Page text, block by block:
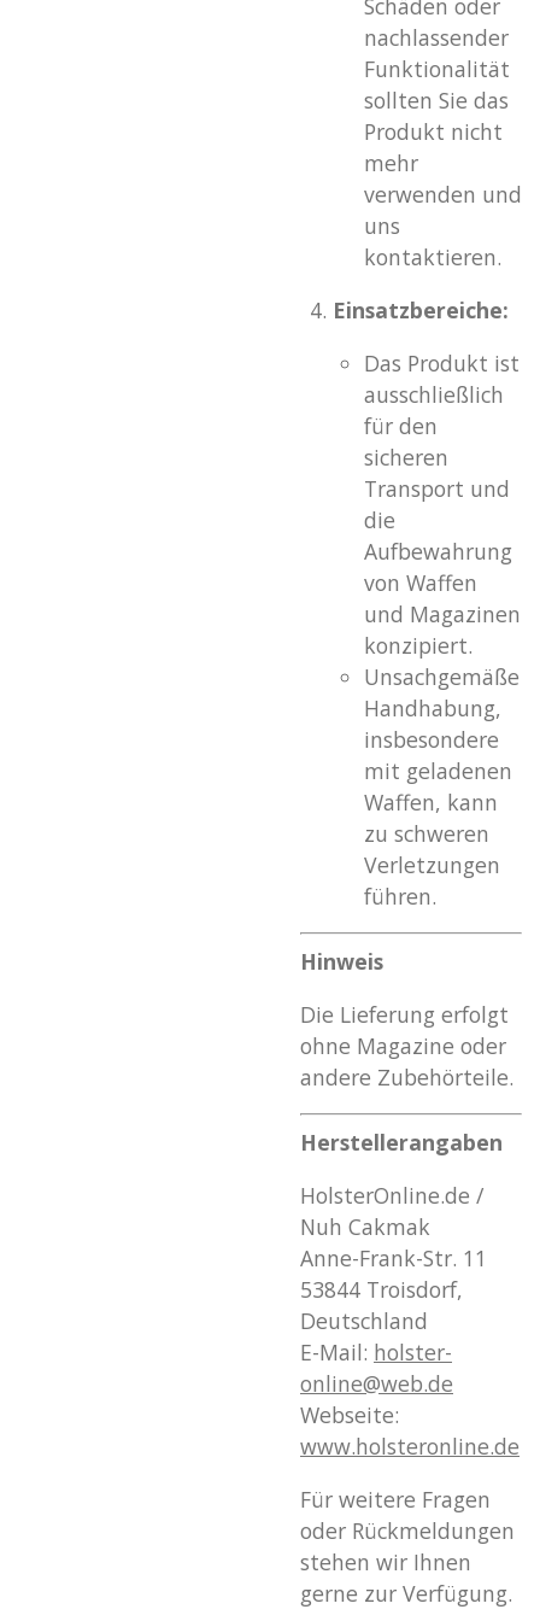
Schäden oder
nachlassender
Funktionalität
sollten Sie das
Produkt nicht
mehr
verwenden und
uns
kontaktieren.
Einsatzbereiche:
Das Produkt ist
ausschließlich
für den
sicheren
Transport und
die
Aufbewahrung
von Waffen
und Magazinen
konzipiert.
Unsachgemäße
Handhabung,
insbesondere
mit geladenen
Waffen, kann
zu schweren
Verletzungen
führen.
Hinweis
Die Lieferung erfolgt
ohne Magazine oder
andere Zubehörteile.
Herstellerangaben
HolsterOnline.de /
Nuh Cakmak
Anne-Frank-Str. 11
53844 Troisdorf,
Deutschland
E-Mail: holster-
online@web.de
Webseite:
www.holsteronline.de
Für weitere Fragen
oder Rückmeldungen
stehen wir Ihnen
gerne zur Verfügung.